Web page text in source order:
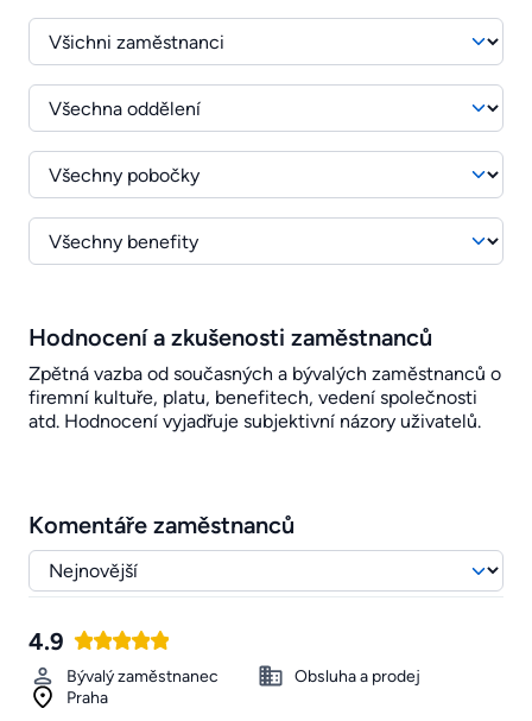
Hodnocení a zkušenosti zaměstnanců
Zpětná vazba od současných a bývalých zaměstnanců o
firemní kultuře, platu, benefitech, vedení společnosti
atd. Hodnocení vyjadřuje subjektivní názory uživatelů.
Komentáře zaměstnanců
4.9
Bývalý zaměstnanec
Obsluha a prodej
Praha